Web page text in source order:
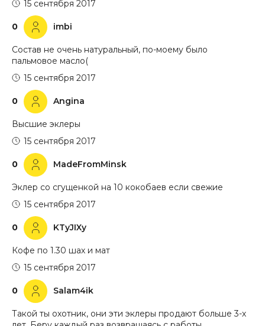
0 imbi
15 сентября 2017
Состав не очень натуральный, по-моему было
пальмовое масло(
0 Angina
15 сентября 2017
Высшие эклеры
0 MadeFromMinsk
15 сентября 2017
Эклер со сгущенкой на 10 кокобаев если свежие
0 KTyJIXy
15 сентября 2017
Кофе по 1.30 шах и мат
0 Salam4ik
15 сентября 2017
Такой ты охотник, они эти эклеры продают больше 3-х